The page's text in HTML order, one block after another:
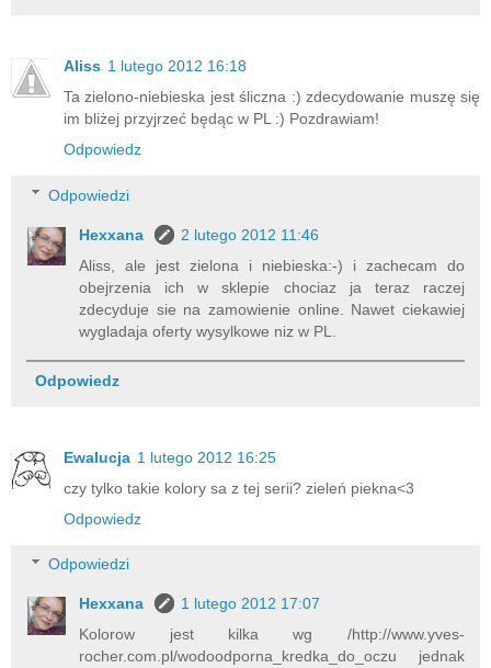
Aliss 1 lutego 2012 16:18
Ta zielono-niebieska jest śliczna :) zdecydowanie muszę się
im bliżej przyjrzeć będąc w PL :) Pozdrawiam!
Odpowiedz
Odpowiedzi
Hexxana
2 lutego 2012 11:46
Aliss, ale jest zielona i niebieska:-) i zachecam do
obejrzenia ich w sklepie chociaz ja teraz raczej
zdecyduje sie na zamowienie online. Nawet ciekawiej
wygladaja oferty wysylkowe niz w PL.
Odpowiedz
Ewalucja 1 lutego 2012 16:25
czy tylko takie kolory sa z tej serii? zieleń piekna<3
Odpowiedz
Odpowiedzi
Hexxana
1 lutego 2012 17:07
Kolorow jest kilka wg /http://www.yves-
rocher.com.pl/wodoodporna_kredka_do_oczu jednak